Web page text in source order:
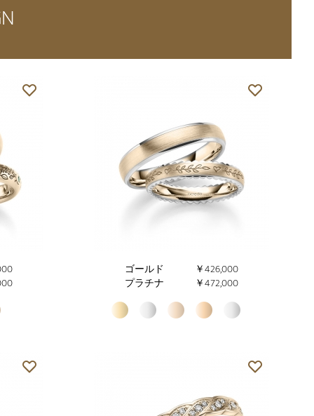
ゴールド
￥426,000
プラチナ
￥472,000